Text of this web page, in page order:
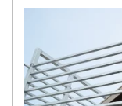
U
V
E